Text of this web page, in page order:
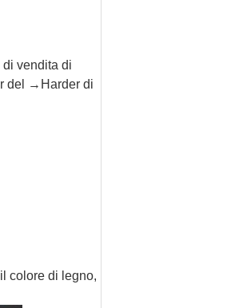
vendita di
del →Harder di
colore di legno,